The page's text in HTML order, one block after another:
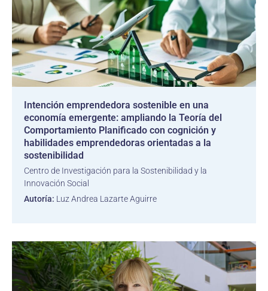
Intención emprendedora sostenible en una
economía emergente: ampliando la Teoría del
Comportamiento Planificado con cognición y
habilidades emprendedoras orientadas a la
sostenibilidad
Centro de Investigación para la Sostenibilidad y la
Innovación Social
Autoría: Luz Andrea Lazarte Aguirre